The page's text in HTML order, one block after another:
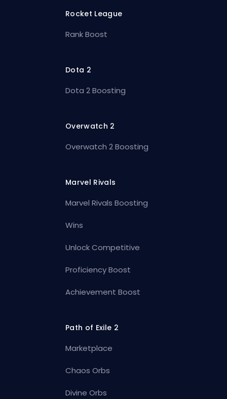
Rocket League
Rank Boost
Dota 2
Dota 2 Boosting
Overwatch 2
Overwatch 2 Boosting
Marvel Rivals
Marvel Rivals Boosting
Wins
Unlock Competitive
Proficiency Boost
Achievement Boost
Path of Exile 2
Marketplace
Chaos Orbs
Divine Orbs